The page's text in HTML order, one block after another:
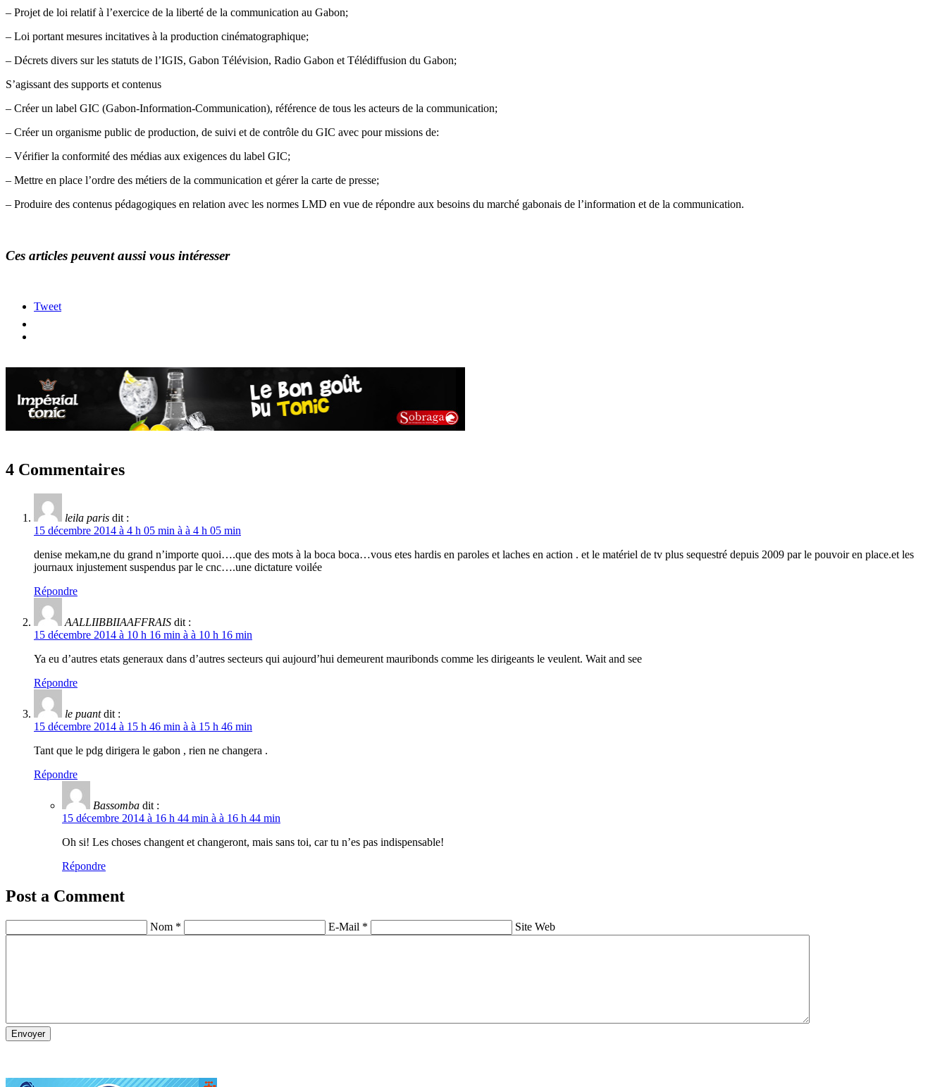
– Projet de loi relatif à l’exercice de la liberté de la communication au Gabon;
– Loi portant mesures incitatives à la production cinématographique;
– Décrets divers sur les statuts de l’IGIS, Gabon Télévision, Radio Gabon et Télédiffusion du Gabon;
S’agissant des supports et contenus
– Créer un label GIC (Gabon-Information-Communication), référence de tous les acteurs de la communication;
– Créer un organisme public de production, de suivi et de contrôle du GIC avec pour missions de:
– Vérifier la conformité des médias aux exigences du label GIC;
– Mettre en place l’ordre des métiers de la communication et gérer la carte de presse;
– Produire des contenus pédagogiques en relation avec les normes LMD en vue de répondre aux besoins du marché gabonais de l’information et de la communication.
Ces articles peuvent aussi vous intéresser
Tweet
4 Commentaires
leila paris dit :
15 décembre 2014 à 4 h 05 min à à 4 h 05 min
denise mekam,ne du grand n’importe quoi….que des mots à la boca boca…vous etes hardis en paroles et laches en action . et le matériel de tv plus sequestré depuis 2009 par le pouvoir en place.et les
journaux injustement suspendus par le cnc….une dictature voilée
Répondre
AALLIIBBIIAAFFRAIS dit :
15 décembre 2014 à 10 h 16 min à à 10 h 16 min
Ya eu d’autres etats generaux dans d’autres secteurs qui aujourd’hui demeurent mauribonds comme les dirigeants le veulent. Wait and see
Répondre
le puant dit :
15 décembre 2014 à 15 h 46 min à à 15 h 46 min
Tant que le pdg dirigera le gabon , rien ne changera .
Répondre
Bassomba dit :
15 décembre 2014 à 16 h 44 min à à 16 h 44 min
Oh si! Les choses changent et changeront, mais sans toi, car tu n’es pas indispensable!
Répondre
Post a Comment
Nom * E-Mail * Site Web